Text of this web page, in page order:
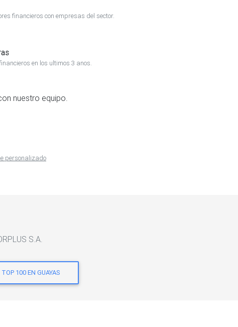
financieros con empresas del sector.
en los ultimos 3 anos.
nuestro equipo.
personalizado
S.A.
TOP 100 EN GUAYAS